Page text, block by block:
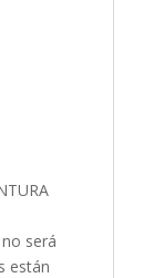
será
están